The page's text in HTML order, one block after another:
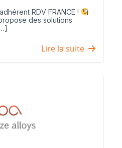
RDV FRANCE !
des solutions
Lire la suite